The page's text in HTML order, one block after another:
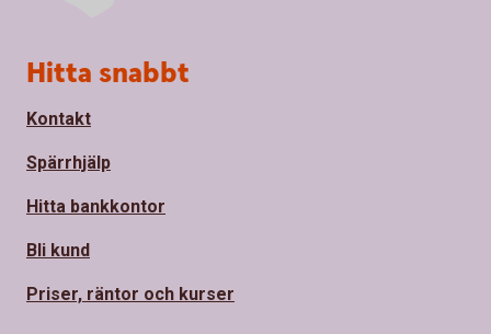
Sidfot
Hitta snabbt
Kontakt
Spärrhjälp
Hitta bankkontor
Bli kund
Priser, räntor och kurser